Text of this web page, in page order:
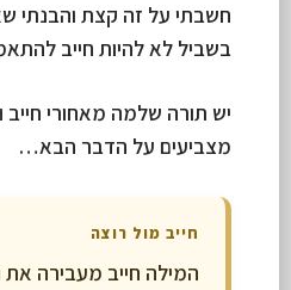
חשבתי על זה קצת והבנתי
בשביל לא להיות חייב
יש תורה שלמה מאחורי חייב
מצביעים על הדבר הבא…
חייב מול רוצה
המילה חייב מעבירה